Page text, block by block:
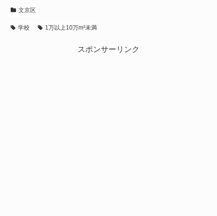
文京区
学校 1万以上10万m²未満
スポンサーリンク